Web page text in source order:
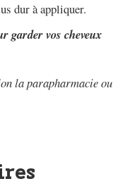
dur à appliquer.
garder vos cheveux
la parapharmacie ou